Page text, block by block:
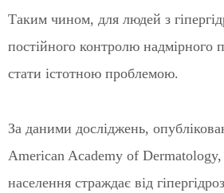
Таким чином, для людей з
постійного контролю надмірного
стати істотною проблемою.
За даними досліджень,
American Academy of Dermatology,
населення страждає від